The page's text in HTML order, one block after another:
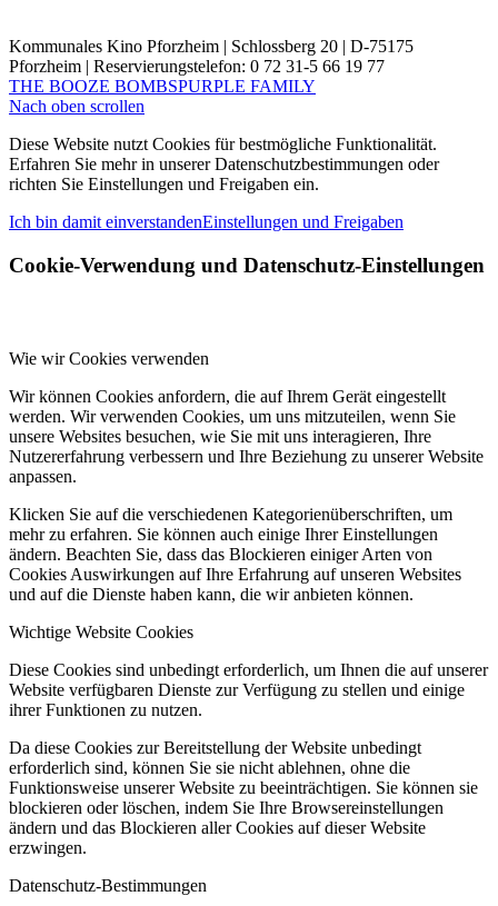
Kommunales Kino Pforzheim | Schlossberg 20 | D-75175
Pforzheim | Reservierungstelefon: 0 72 31-5 66 19 77
THE BOOZE BOMBSPURPLE FAMILY
Nach oben scrollen
Diese Website nutzt Cookies für bestmögliche Funktionalität.
Erfahren Sie mehr in unserer Datenschutzbestimmungen oder
richten Sie Einstellungen und Freigaben ein.
Ich bin damit einverstandenEinstellungen und Freigaben
Cookie-Verwendung und Datenschutz-Einstellungen
Wie wir Cookies verwenden
Wir können Cookies anfordern, die auf Ihrem Gerät eingestellt
werden. Wir verwenden Cookies, um uns mitzuteilen, wenn Sie
unsere Websites besuchen, wie Sie mit uns interagieren, Ihre
Nutzererfahrung verbessern und Ihre Beziehung zu unserer Website
anpassen.
Klicken Sie auf die verschiedenen Kategorienüberschriften, um
mehr zu erfahren. Sie können auch einige Ihrer Einstellungen
ändern. Beachten Sie, dass das Blockieren einiger Arten von
Cookies Auswirkungen auf Ihre Erfahrung auf unseren Websites
und auf die Dienste haben kann, die wir anbieten können.
Wichtige Website Cookies
Diese Cookies sind unbedingt erforderlich, um Ihnen die auf unserer
Website verfügbaren Dienste zur Verfügung zu stellen und einige
ihrer Funktionen zu nutzen.
Da diese Cookies zur Bereitstellung der Website unbedingt
erforderlich sind, können Sie sie nicht ablehnen, ohne die
Funktionsweise unserer Website zu beeinträchtigen. Sie können sie
blockieren oder löschen, indem Sie Ihre Browsereinstellungen
ändern und das Blockieren aller Cookies auf dieser Website
erzwingen.
Datenschutz-Bestimmungen